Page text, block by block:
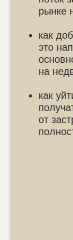
рынке
как
это
на
как
от